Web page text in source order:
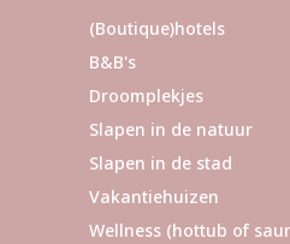
(Boutique)hotels
B&B's
Droomplekjes
Slapen in de natuur
Slapen in de stad
Vakantiehuizen
Wellness (hottub of